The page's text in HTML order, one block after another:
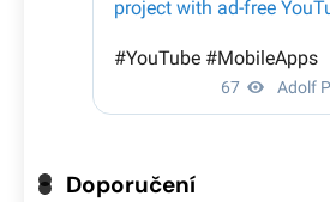
Doporučení